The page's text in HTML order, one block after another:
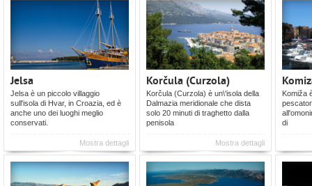
Jelsa
Jelsa è un piccolo villaggio
sull'isola di Hvar, in Croazia, ed è
anche uno dei luoghi meglio
conservati.
Mostra dettagli
Korčula (Curzola)
Korčula (Curzola) è un\'isola della
Dalmazia meridionale che dista
solo 20 minuti di traghetto dalla
penisola
Mostra dettagli
Komiža
di